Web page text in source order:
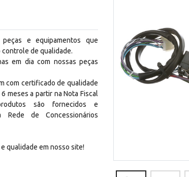
e equipamentos que
controle de qualidade.
em dia com nossas peças
com certificado de qualidade
meses a partir na Nota Fiscal
são fornecidos e
de Concessionários
qualidade em nosso site!